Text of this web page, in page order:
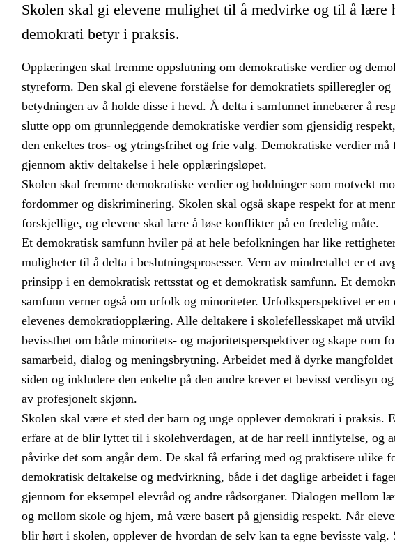
Skolen skal gi elevene mulighet til å medvirke og til å lære
demokrati betyr i praksis.
Opplæringen skal fremme oppslutning om demokratiske verdier og
styreform. Den skal gi elevene forståelse for demokratiets spilleregler og
betydningen av å holde disse i hevd. Å delta i samfunnet innebærer å
slutte opp om grunnleggende demokratiske verdier som gjensidig
den enkeltes tros- og ytringsfrihet og frie valg. Demokratiske verdier må
gjennom aktiv deltakelse i hele opplæringsløpet.
Skolen skal fremme demokratiske verdier og holdninger som motvekt
fordommer og diskriminering. Skolen skal også skape respekt for at
forskjellige, og elevene skal lære å løse konflikter på en fredelig måte.
Et demokratisk samfunn hviler på at hele befolkningen har like
muligheter til å delta i beslutningsprosesser. Vern av mindretallet er et
prinsipp i en demokratisk rettsstat og et demokratisk samfunn. Et
samfunn verner også om urfolk og minoriteter. Urfolksperspektivet er en
elevenes demokratiopplæring. Alle deltakere i skolefellesskapet må
bevissthet om både minoritets- og majoritetsperspektiver og skape rom
samarbeid, dialog og meningsbrytning. Arbeidet med å dyrke mangfoldet
siden og inkludere den enkelte på den andre krever et bevisst verdisyn
av profesjonelt skjønn.
Skolen skal være et sted der barn og unge opplever demokrati i praksis.
erfare at de blir lyttet til i skolehverdagen, at de har reell innflytelse, og
påvirke det som angår dem. De skal få erfaring med og praktisere ulike
demokratisk deltakelse og medvirkning, både i det daglige arbeidet i
gjennom for eksempel elevråd og andre rådsorganer. Dialogen mellom
og mellom skole og hjem, må være basert på gjensidig respekt. Når
blir hørt i skolen, opplever de hvordan de selv kan ta egne bevisste valg.